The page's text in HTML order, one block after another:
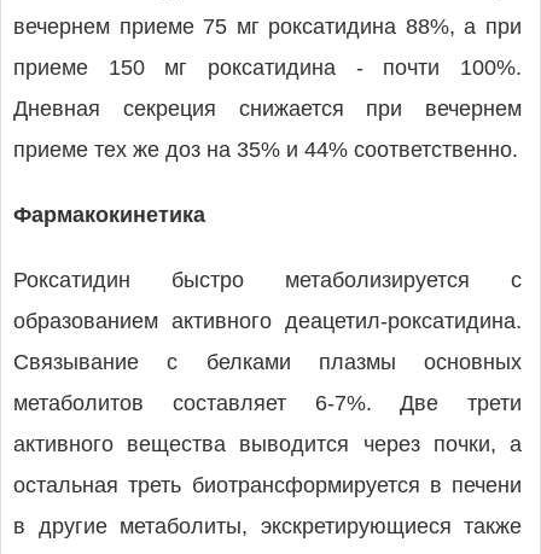
вечернем приеме 75 мг роксатидина 88%, а при
приеме 150 мг роксатидина - почти 100%.
Дневная секреция снижается при вечернем
приеме тех же доз на 35% и 44% соответственно.
Фармакокинетика
Роксатидин быстро метаболизируется с
образованием активного деацетил-роксатидина.
Связывание с белками плазмы основных
метаболитов составляет 6-7%. Две трети
активного вещества выводится через почки, а
остальная треть биотрансформируется в печени
в другие метаболиты, экскретирующиеся также